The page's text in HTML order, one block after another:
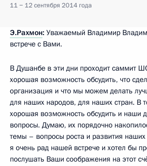
11 − 12 сентября 2014 года
Э.Рахмон: Уважаемый Владимир
встрече с Вами.
В Душанбе в эти дни проходит саммит
хорошая возможность обсудить, что
организация и что мы можем делать
для наших народов, для наших стран. В
хорошая возможность обсудить и наши
вопросы. Думаю, их порядочно
темы – вопросы роста и развития
я очень рад нашей встрече и хотел бы
послушать Ваши соображения на этот